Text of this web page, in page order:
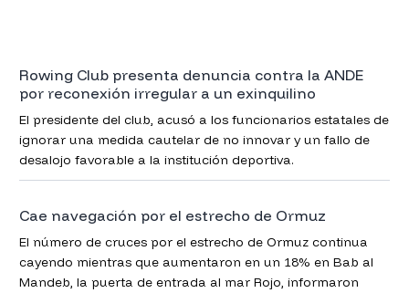
Rowing Club presenta denuncia contra la ANDE
por reconexión irregular a un exinquilino
El presidente del club, acusó a los funcionarios estatales de
ignorar una medida cautelar de no innovar y un fallo de
desalojo favorable a la institución deportiva.
Cae navegación por el estrecho de Ormuz
El número de cruces por el estrecho de Ormuz continua
cayendo mientras que aumentaron en un 18% en Bab al
Mandeb, la puerta de entrada al mar Rojo, informaron